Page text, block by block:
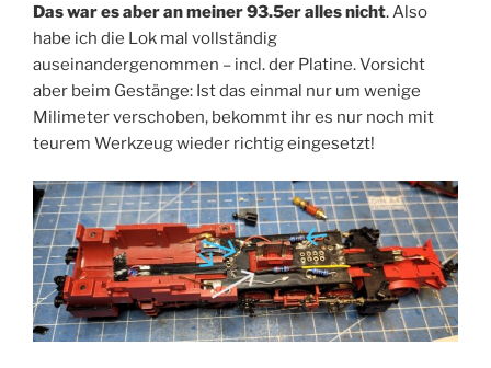
Das war es aber an meiner 93.5er alles nicht. Also
habe ich die Lok mal vollständig
auseinandergenommen – incl. der Platine. Vorsicht
aber beim Gestänge: Ist das einmal nur um wenige
Milimeter verschoben, bekommt ihr es nur noch mit
teurem Werkzeug wieder richtig eingesetzt!